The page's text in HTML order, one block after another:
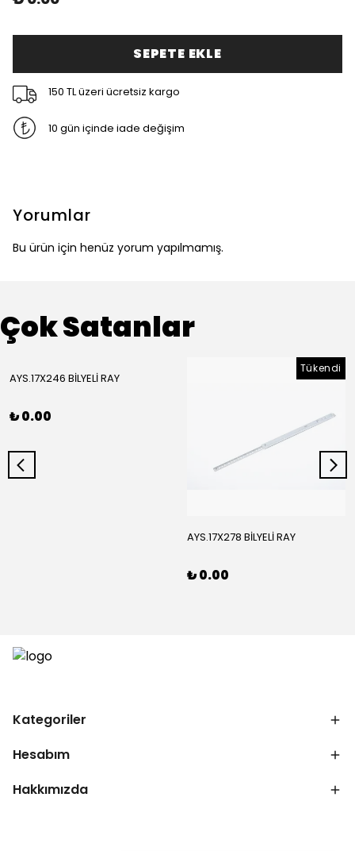
SEPETE EKLE
150 TL üzeri ücretsiz kargo
10 gün içinde iade değişim
Yorumlar
Bu ürün için henüz yorum yapılmamış.
Çok Satanlar
AYS.17X246 BİLYELİ RAY
₺ 0.00
Tükendi
AYS.17X278 BİLYELİ RAY
₺ 0.00
Kategoriler
Hesabım
Hakkımızda